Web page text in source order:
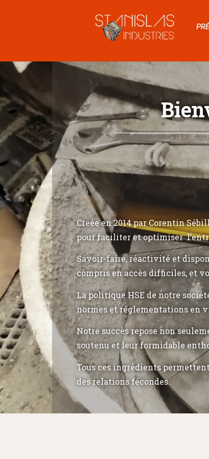
Créée en 2014 par Corentin
pour faciliter et optimiser
Savoir-faire, réactivité et
compris en accès difficiles, et
La politique HSE de notre
normes et réglementations en
Notre succès repose non
soutenu et leur formidable
Tous ces ingrédients
des relations fécondes.